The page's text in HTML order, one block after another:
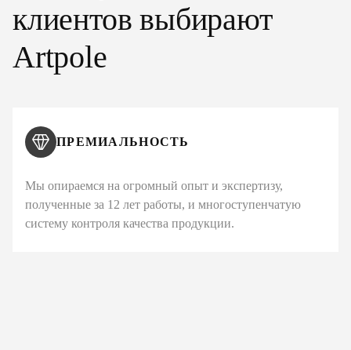
клиентов выбирают
Artpole
ПРЕМИАЛЬНОСТЬ
Мы опираемся на огромный опыт и экспертизу,
полученные за 12 лет работы, и многоступенчатую
систему контроля качества продукции.